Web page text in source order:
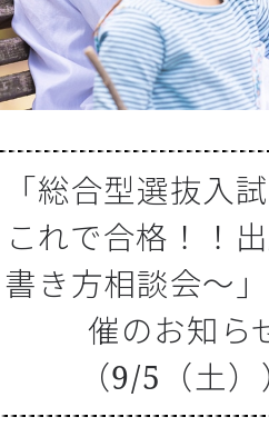
「総合型選抜入
これで合格！！
書き方相談会～
催のお知ら
（9/5（土）